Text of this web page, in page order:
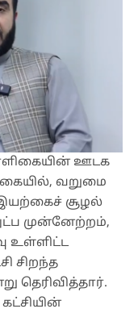
ஊடக
வறுமை
இயற்கைச் சூழல்
முன்னேற்றம்,
உள்ளிட்ட
சிறந்த
தெரிவித்தார்.